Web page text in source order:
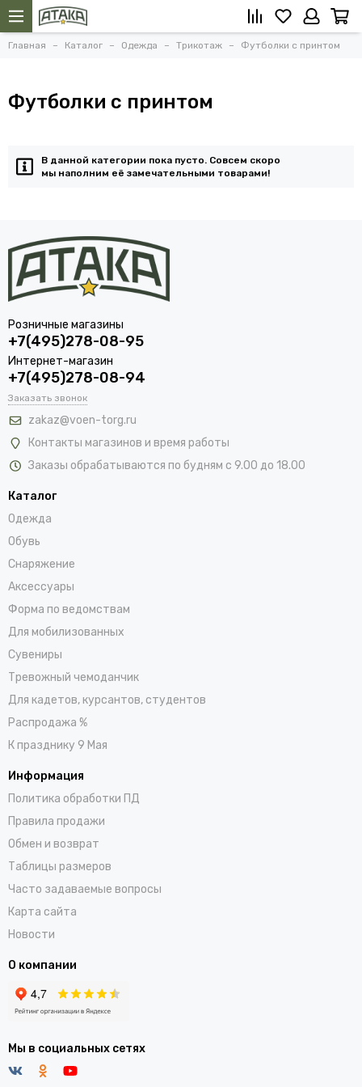
Главная Каталог Одежда Трикотаж Футболки с принтом
Футболки с принтом
В данной категории пока пусто. Совсем скоро
мы наполним её замечательными товарами!
Розничные магазины
+7(495)278-08-95
Интернет-магазин
+7(495)278-08-94
Заказать звонок
zakaz@voen-torg.ru
Контакты магазинов и время работы
Заказы обрабатываются по будням с 9.00 до 18.00
Каталог
Одежда
Обувь
Снаряжение
Аксессуары
Форма по ведомствам
Для мобилизованных
Сувениры
Тревожный чемоданчик
Для кадетов, курсантов, студентов
Распродажа %
К празднику 9 Мая
Информация
Политика обработки ПД
Правила продажи
Обмен и возврат
Таблицы размеров
Часто задаваемые вопросы
Карта сайта
Новости
О компании
Мы в социальных сетях